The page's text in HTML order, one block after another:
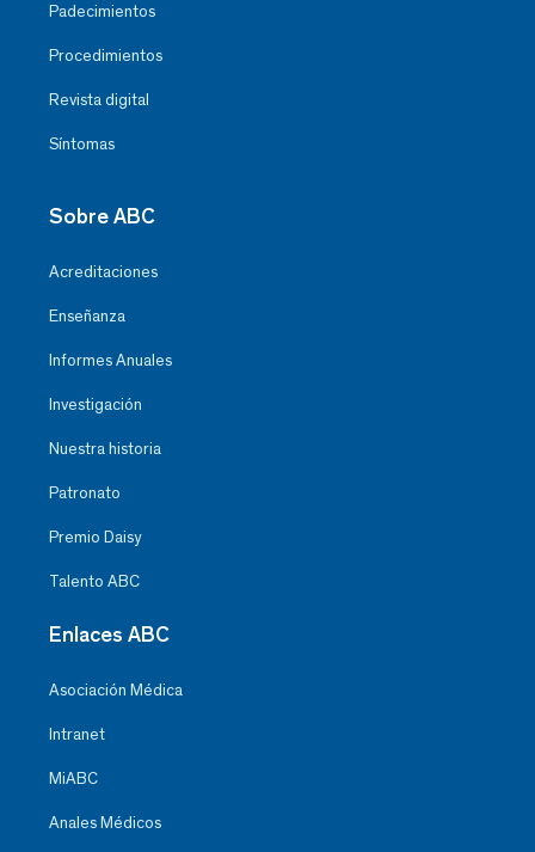
Padecimientos
Procedimientos
Revista digital
Síntomas
Sobre ABC
Acreditaciones
Enseñanza
Informes Anuales
Investigación
Nuestra historia
Patronato
Premio Daisy
Talento ABC
Enlaces ABC
Asociación Médica
Intranet
MiABC
Anales Médicos